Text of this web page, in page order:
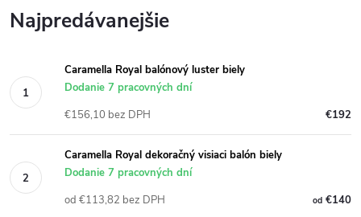
Najpredávanejšie
Caramella Royal balónový luster biely
Dodanie 7 pracovných dní
€192
€156,10 bez DPH
Caramella Royal dekoračný visiaci balón biely
Dodanie 7 pracovných dní
od€140
od €113,82 bez DPH